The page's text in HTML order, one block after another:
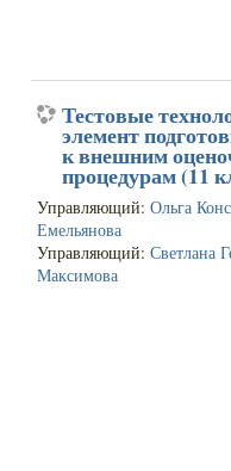
Тестовые
элемент
к внешним
процедурам (11
Управляющий: Ольга
Емельянова
Управляющий: Светлана
Максимова